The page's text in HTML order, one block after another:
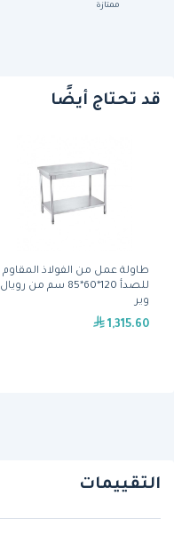
ممتازة
قد تحتاج أيضًا
طاولة عمل من الفولاذ المقاوم
للصدأ 120*60*85 سم من رويال
وير
1,315.60
التقييمات